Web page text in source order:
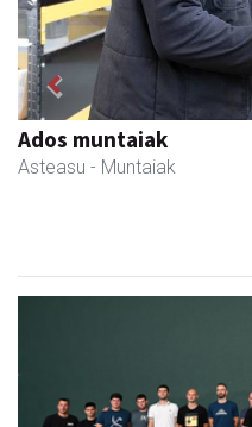
Ados muntaiak
Asteasu - Muntaiak
Previous